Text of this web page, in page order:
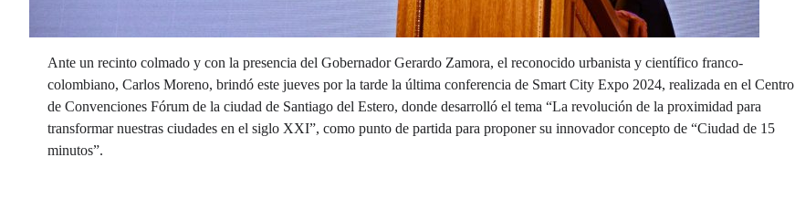
Ante un recinto colmado y con la presencia del Gobernador Gerardo Zamora, el reconocido urbanista y científico franco-
colombiano, Carlos Moreno, brindó este jueves por la tarde la última conferencia de Smart City Expo 2024, realizada en el Centro
de Convenciones Fórum de la ciudad de Santiago del Estero, donde desarrolló el tema “La revolución de la proximidad para
transformar nuestras ciudades en el siglo XXI”, como punto de partida para proponer su innovador concepto de “Ciudad de 15
minutos”.